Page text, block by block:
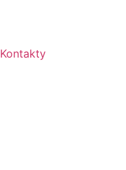
Kontakty